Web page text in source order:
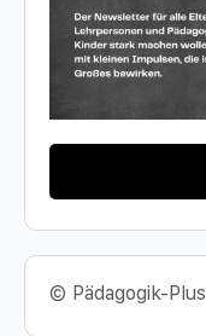
© Pädagogik-Plus